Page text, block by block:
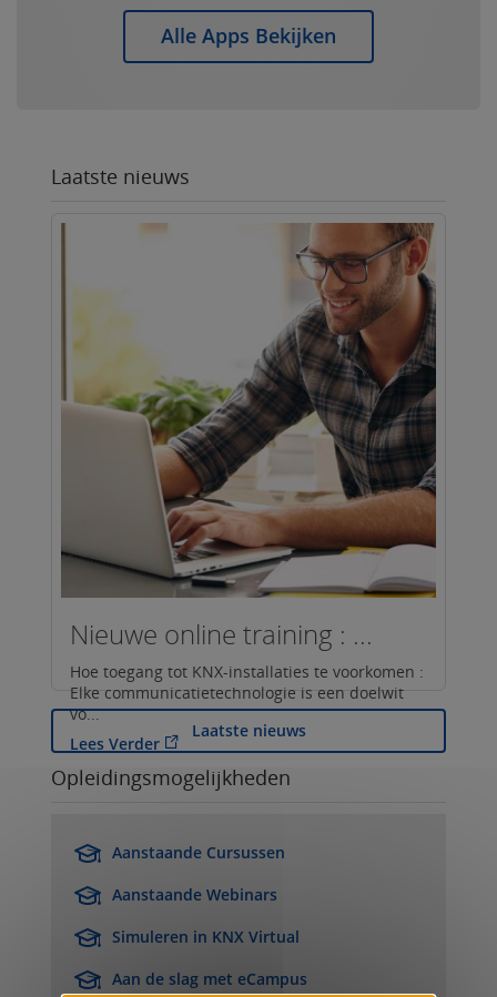
Alle Apps Bekijken
Laatste nieuws
Nieuwe online training : ...
Hoe toegang tot KNX-installaties te voorkomen :
Elke communicatietechnologie is een doelwit
vo...
Lees Verder
Laatste nieuws
Opleidingsmogelijkheden
Aanstaande Cursussen
Aanstaande Webinars
Simuleren in KNX Virtual
Aan de slag met eCampus